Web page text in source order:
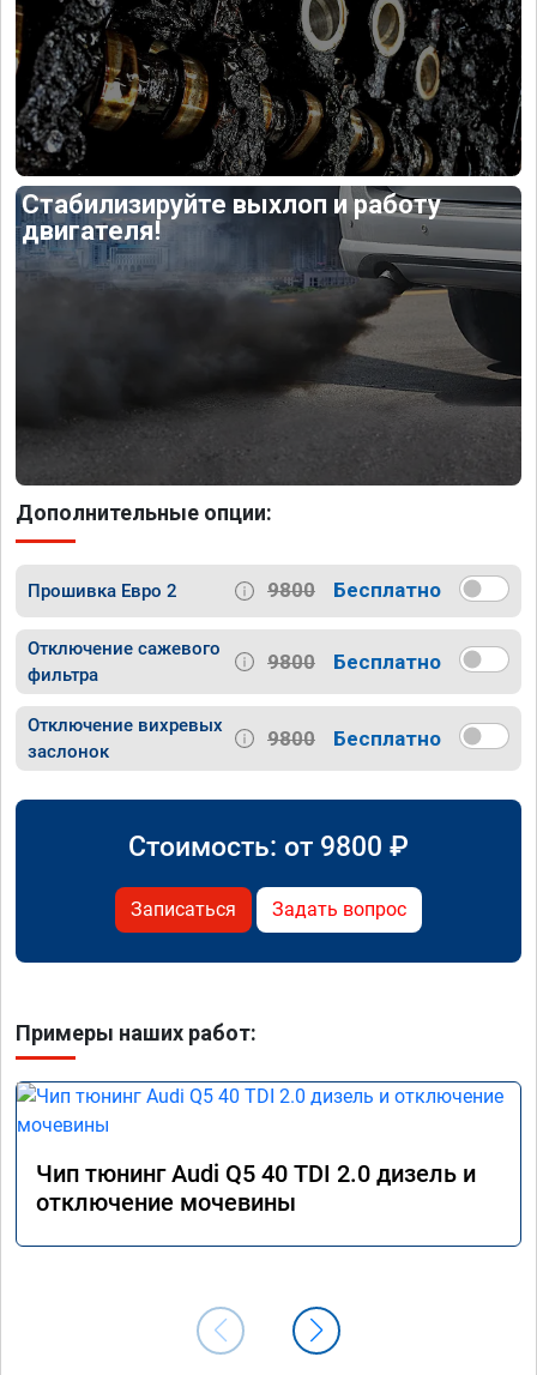
Стабилизируйте выхлоп и работу
двигателя!
Дополнительные опции:
Прошивка Евро 2 9800 Бесплатно
Отключение сажевого
фильтра
9800 Бесплатно
Отключение вихревых
заслонок
9800 Бесплатно
Стоимость: от 9800 ₽
Записаться Задать вопрос
Примеры наших работ:
Чип тюнинг Audi Q5 40 TDI 2.0 дизель и
отключение мочевины